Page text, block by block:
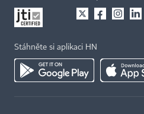
Stáhněte si aplikaci HN